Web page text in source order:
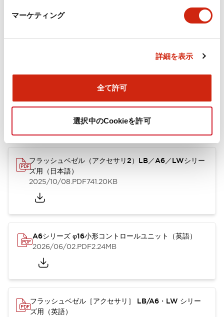
マーケティング
詳細を表示
全て許可
選択中のCookieを許可
A6シリーズ φ16小形コントロールユニット（日本語）
フラッシュベゼル［アクセサリ］ LB/A6・LW シリーズ
2025/03/28.PDF617.63KB
フラッシュベゼル（アクセサリ2）LB／A6／LWシリー
ズ用（日本語）
2025/10/08.PDF741.20KB
A6シリーズ φ16小形コントロールユニット（英語）
2026/06/02.PDF2.24MB
フラッシュベゼル［アクセサリ］ LB/A6・LW シリー
ズ用（英語）